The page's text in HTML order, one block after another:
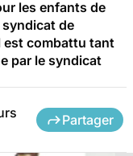
les enfants de
syndicat de
est combattu tant
par le syndicat
Partager